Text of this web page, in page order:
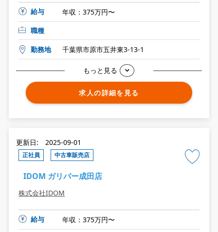
給与
年収：375万円〜
職種
勤務地 千葉県市原市五井東3-13-1
もっと見る
求人の詳細を見る
更新日: 2025-09-01
正社員 中古車販売店
IDOM ガリバー成田店
株式会社IDOM
給与 年収：375万円〜